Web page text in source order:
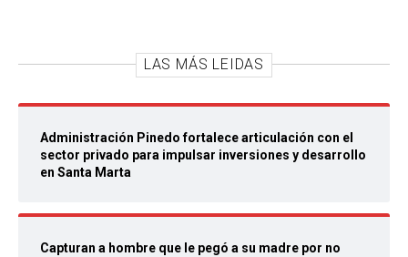
LAS MÁS LEIDAS
Administración Pinedo fortalece articulación con el
sector privado para impulsar inversiones y desarrollo
en Santa Marta
Capturan a hombre que le pegó a su madre por no